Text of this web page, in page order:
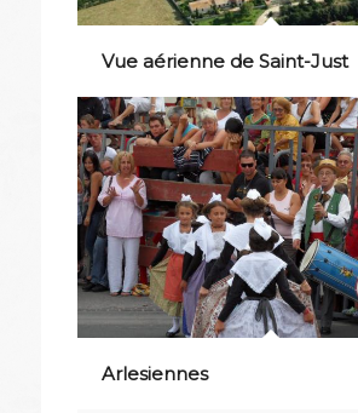
Vue aérienne de Saint-Just
Arlesiennes